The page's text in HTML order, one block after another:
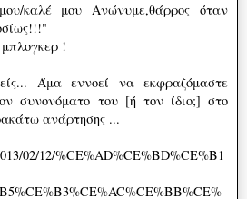
καλέ μου Ανώνυμε,θάρρος όταν
!
Άμα εννοεί να εκφραζόμαστε
συνονόματο του [ή τον ίδιο;] στο
ανάρτησης ...
02/12/%CE%AD%CE%BD%CE%B1